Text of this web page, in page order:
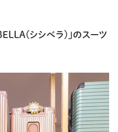
シシベラ)」のスーツ